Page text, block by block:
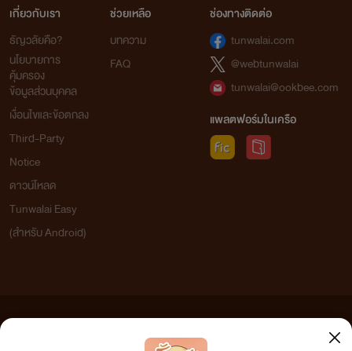
เกี่ยวกับเรา
ธัญวลัยคือ?
นโยบายการ
คุ้มครอง
ข้อมูลส่วนบุคคล
เงื่อนไขและข้อตกลง
Third-Party
Notice
ดาวน์โหลด
Tunwalai Easy
(สำหรับ Android)
ช่วยเหลือ
บทความ
FAQ
ช่องทางติดต่อ
tunwalai.com
@webtunwalai
tunwalai@ookbee.com
แพลตฟอร์มในเครือ
เว็บไซต์แห่งนี้ไม่ได้เห็นด้วยและไม่ขอรับผิดชอบต่อข้อความใดๆ ทั้งสิ้น ดังนั้นผู้อ่านทุกท่านโปรดใช้